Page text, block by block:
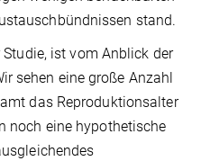
stand.
ist vom Anblick der
sehen eine große Anzahl
das Reproduktionsalter
noch eine hypothetische